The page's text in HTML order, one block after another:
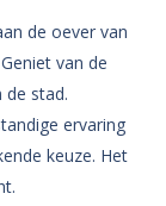
de oever van
van de
de stad.
ervaring
keuze. Het